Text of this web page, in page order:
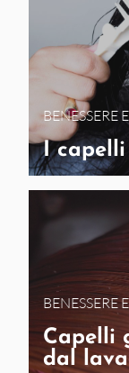
BENESSERE
I
BENESSERE
Capelli
dal